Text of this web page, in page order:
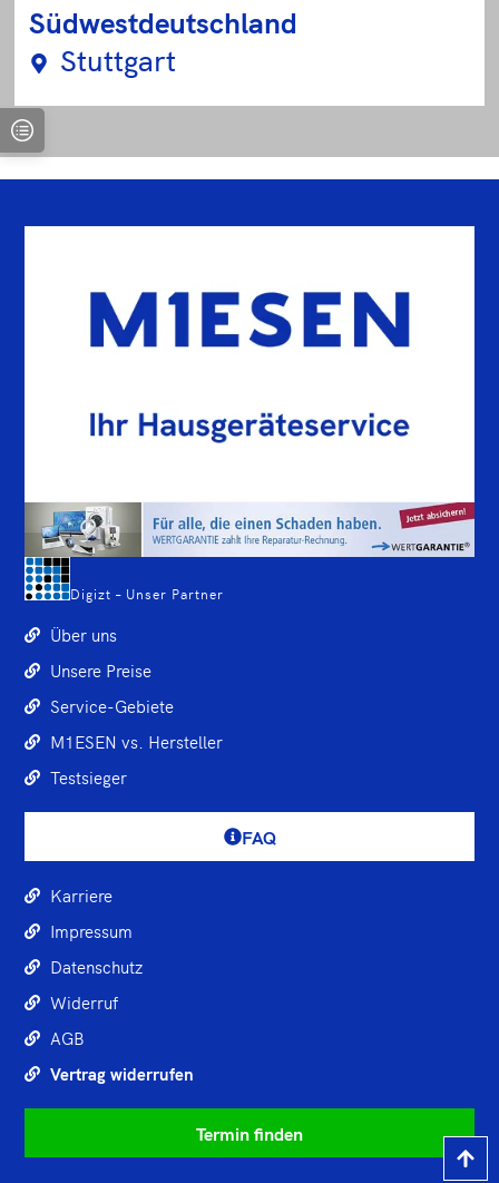
Südwestdeutschland
Stuttgart
Digizt – Unser Partner
Über uns
Unsere Preise
Service-Gebiete
M1ESEN vs. Hersteller
Testsieger
FAQ
Karriere
Impressum
Datenschutz
Widerruf
AGB
Vertrag widerrufen
Termin finden